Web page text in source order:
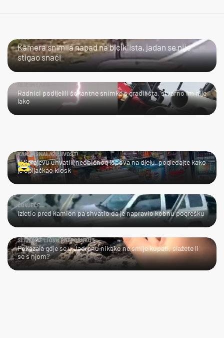
Kamera snimila napad na biciklista, jadan se nije
stigao snaći
Radnici podijelili šokantne snimke s gradilišta, stvarno im nije
lako
KAKVA SNALAŽLJIVOST!
U Sarajevu uhvatili neobičnog lopova na djelu, pogledajte kako
je opljačkao kiosk
ČOVJEČE...
Izletio pred kamion pa shvatio da je napravio kobnu pogrešku
SLIJEDITE LI OVU PREPORUKU?
Pokazala gdje se u Jadranu nikako ne smije kupati, slažete li
se s njom?